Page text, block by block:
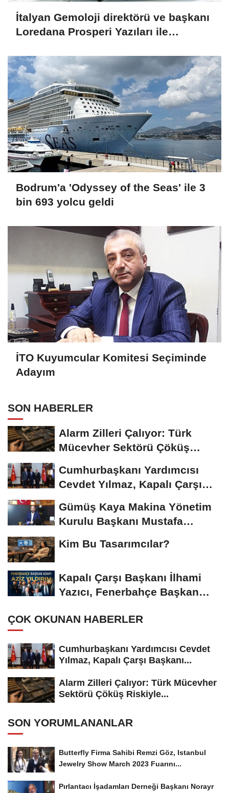
İtalyan Gemoloji direktörü ve başkanı
Loredana Prosperi Yazıları ile
Bodrum'a 'Odyssey of the Seas' ile 3
bin 693 yolcu geldi
İTO Kuyumcular Komitesi Seçiminde
Adayım
SON HABERLER
Alarm Zilleri Çalıyor: Türk
Mücevher Sektörü Çöküş
Cumhurbaşkanı Yardımcısı
Cevdet Yılmaz, Kapalı Çarşı
Gümüş Kaya Makina Yönetim
Kurulu Başkanı Mustafa
Kim Bu Tasarımcılar?
Kapalı Çarşı Başkanı İlhami
Yazıcı, Fenerbahçe Başkan
ÇOK OKUNAN HABERLER
Cumhurbaşkanı Yardımcısı Cevdet
Yılmaz, Kapalı Çarşı Başkanı...
Alarm Zilleri Çalıyor: Türk Mücevher
Sektörü Çöküş Riskiyle...
SON YORUMLANANLAR
Butterfly Firma Sahibi Remzi Göz, Istanbul
Jewelry Show March 2023 Fuarını...
Pırlantacı İşadamları Derneği Başkanı Norayr